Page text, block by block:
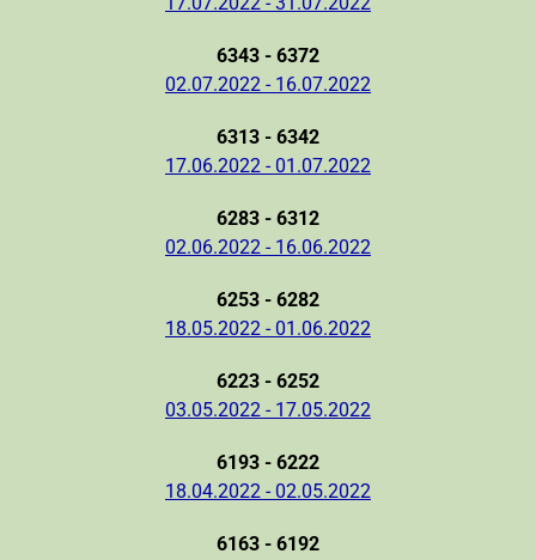
6343 - 6372
02.07.2022 - 16.07.2022
6313 - 6342
17.06.2022 - 01.07.2022
6283 - 6312
02.06.2022 - 16.06.2022
6253 - 6282
18.05.2022 - 01.06.2022
6223 - 6252
03.05.2022 - 17.05.2022
6193 - 6222
18.04.2022 - 02.05.2022
6163 - 6192